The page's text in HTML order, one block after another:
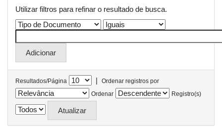
Utilizar filtros para refinar o resultado de busca.
Resultados/Página |
Ordenar registros por
Ordenar
Registro(s)